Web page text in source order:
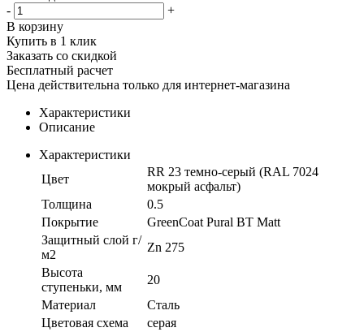
-
+
В корзину
Купить в 1 клик
Заказать со скидкой
Бесплатный расчет
Цена действительна только для интернет-магазина
Характеристики
Описание
Характеристики
Цвет
RR 23 темно-серый (RAL 7024
мокрый асфальт)
Толщина
0.5
Покрытие
GreenCoat Pural BT Matt
Защитный слой г/
м2
Zn 275
Высота
ступеньки, мм
20
Материал
Сталь
Цветовая схема
серая